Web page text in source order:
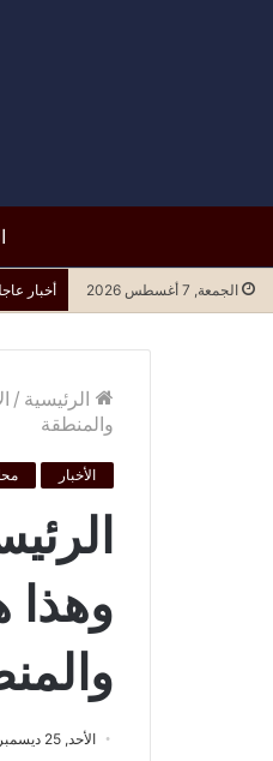
الجمعة, 7 أغسطس 2026 أخبار
الرئيسية /
والمنطقة
الأخبار
وهذا
الأحد, 25 ديسمبر 2022 - 12:58 ص